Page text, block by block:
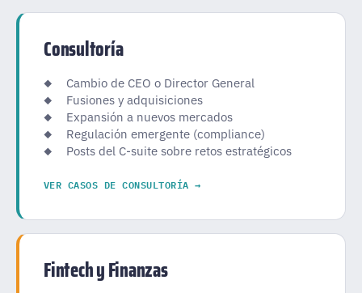
Consultoría
Cambio de CEO o Director General
Fusiones y adquisiciones
Expansión a nuevos mercados
Regulación emergente (compliance)
Posts del C-suite sobre retos estratégicos
VER CASOS DE CONSULTORÍA →
Fintech y Finanzas